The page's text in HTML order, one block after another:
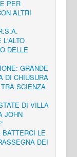
PER
ALTRI
L'ALTO
DELLE
GRANDE
DI CHIUSURA
SCIENZA
DI VILLA
JOHN
LE
DEI